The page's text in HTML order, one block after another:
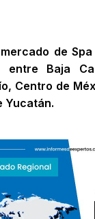
de
entre Baja
Centro de
Yucatán.